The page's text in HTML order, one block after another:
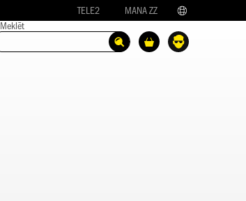
TELE2 MANA ZZ
Meklēt